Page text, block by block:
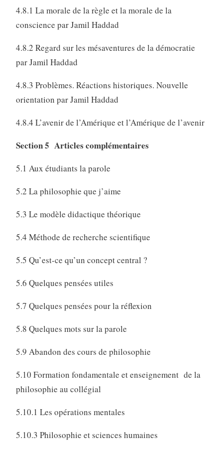
4.8.1 La morale de la règle et la morale de la
conscience par Jamil Haddad
4.8.2 Regard sur les mésaventures de la démocratie
par Jamil Haddad
4.8.3 Problèmes. Réactions historiques. Nouvelle
orientation par Jamil Haddad
4.8.4 L’avenir de l’Amérique et l’Amérique de l’avenir
Section 5 Articles complémentaires
5.1 Aux étudiants la parole
5.2 La philosophie que j’aime
5.3 Le modèle didactique théorique
5.4 Méthode de recherche scientifique
5.5 Qu’est-ce qu’un concept central ?
5.6 Quelques pensées utiles
5.7 Quelques pensées pour la réflexion
5.8 Quelques mots sur la parole
5.9 Abandon des cours de philosophie
5.10 Formation fondamentale et enseignement de la
philosophie au collégial
5.10.1 Les opérations mentales
5.10.3 Philosophie et sciences humaines